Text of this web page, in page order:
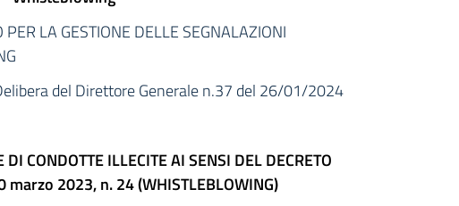
PER LA GESTIONE DELLE SEGNALAZIONI
del Direttore Generale n.37 del 26/01/2024
CONDOTTE ILLECITE AI SENSI DEL DECRETO
marzo 2023, n. 24 (WHISTLEBLOWING)